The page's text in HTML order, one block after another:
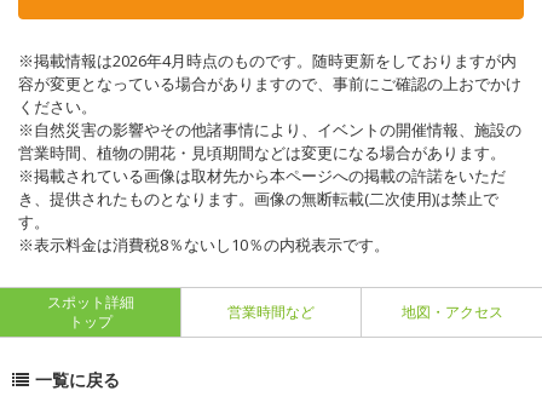
※掲載情報は2026年4月時点のものです。随時更新をしておりますが内
容が変更となっている場合がありますので、事前にご確認の上おでかけ
ください。
※自然災害の影響やその他諸事情により、イベントの開催情報、施設の
営業時間、植物の開花・見頃期間などは変更になる場合があります。
※掲載されている画像は取材先から本ページへの掲載の許諾をいただ
き、提供されたものとなります。画像の無断転載(二次使用)は禁止で
す。
※表示料金は消費税8％ないし10％の内税表示です。
スポット詳細
トップ
営業時間など 地図・アクセス
一覧に戻る